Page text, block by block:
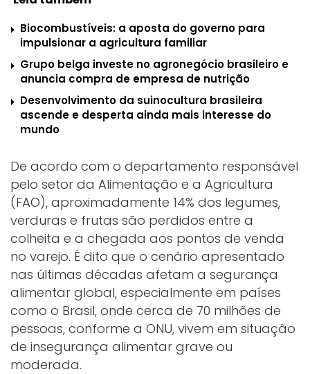
Biocombustíveis: a aposta do governo para
impulsionar a agricultura familiar
Grupo belga investe no agronegócio brasileiro e
anuncia compra de empresa de nutrição
Desenvolvimento da suinocultura brasileira
ascende e desperta ainda mais interesse do
mundo
De acordo com o departamento responsável
pelo setor da Alimentação e a Agricultura
(FAO), aproximadamente 14% dos legumes,
verduras e frutas são perdidos entre a
colheita e a chegada aos pontos de venda
no varejo. É dito que o cenário apresentado
nas últimas décadas afetam a segurança
alimentar global, especialmente em países
como o Brasil, onde cerca de 70 milhões de
pessoas, conforme a ONU, vivem em situação
de insegurança alimentar grave ou
moderada.